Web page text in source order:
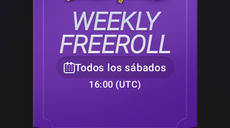
WEEKLY
FREEROLL
Todos los sábados
16:00 (UTC)